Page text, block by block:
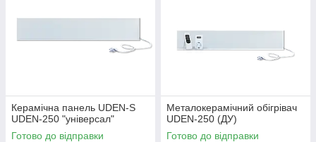
Керамічна панель UDEN-S
UDEN-250 "універсал"
Готово до відправки
Металокерамічний обігрівач
UDEN-250 (ДУ)
Готово до відправки